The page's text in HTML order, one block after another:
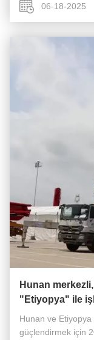
Çin-Afrika ...
06-18-2025
Hunan merkezli,
"Etiyopya" ile
Hunan ve
güçlendirmek için